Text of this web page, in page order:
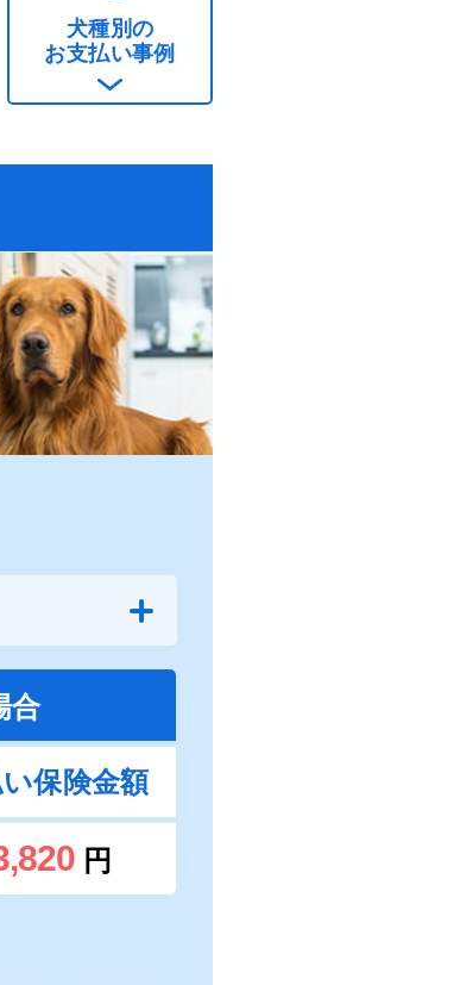
犬種別の
お支払い事例
合
保険金額
円